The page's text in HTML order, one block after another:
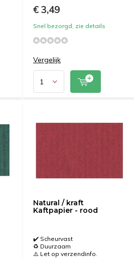
€ 3,49
Snel bezorgd, zie details
Vergelijk
Natural / kraft
Kaftpapier - rood
✔️ Scheurvast
♻️ Duurzaam
⚠️ Let op verzendinfo.